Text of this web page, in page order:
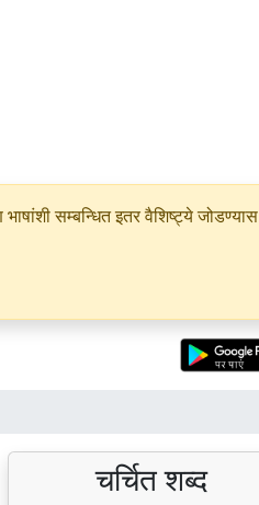
सम्बन्धित इतर वैशिष्ट्ये जोडण्यास
चर्चित शब्द